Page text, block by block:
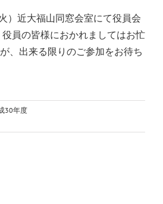
）近大福山同窓会室にて役員会
員の皆様におかれましてはお忙
、出来る限りのご参加をお待ち
30年度